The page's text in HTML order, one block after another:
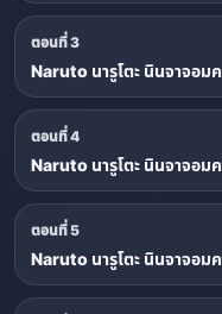
ตอนที่ 3
Naruto นารูโตะ นินจาจอม
ตอนที่ 4
Naruto นารูโตะ นินจาจอม
ตอนที่ 5
Naruto นารูโตะ นินจาจอม